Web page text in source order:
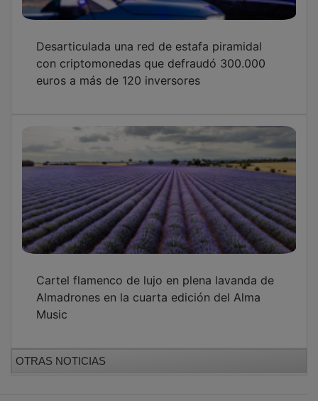
Desarticulada una red de estafa piramidal
con criptomonedas que defraudó 300.000
euros a más de 120 inversores
Cartel flamenco de lujo en plena lavanda de
Almadrones en la cuarta edición del Alma
Music
OTRAS NOTICIAS